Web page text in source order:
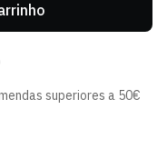
superiores a 50€